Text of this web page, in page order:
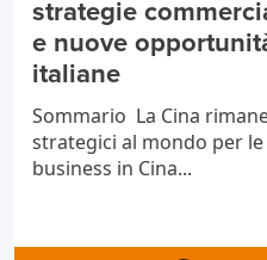
strategie
e nuove
italiane
Sommario La Cina
strategici al mondo per
business in Cina...